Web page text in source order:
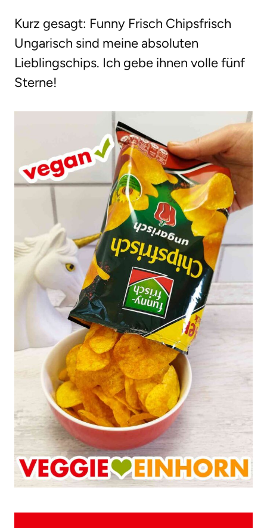
Kurz gesagt: Funny Frisch Chipsfrisch
Ungarisch sind meine absoluten
Lieblingschips. Ich gebe ihnen volle fünf
Sterne!